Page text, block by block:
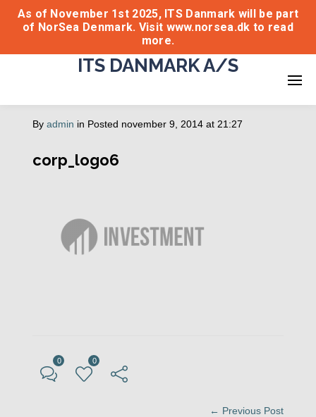
As of November 1st 2025, ITS Danmark will be part
of NorSea Denmark. Visit www.norsea.dk to read
more.
ITS DANMARK A/S
By admin in Posted november 9, 2014 at 21:27
corp_logo6
0 0
← Previous Post